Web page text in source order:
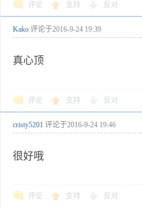
评论 支持 反对
Kako 评论于2016-9-24 19:39
真心顶
评论 支持 反对
cristy5201 评论于2016-9-24 19:46
很好哦
评论 支持 反对